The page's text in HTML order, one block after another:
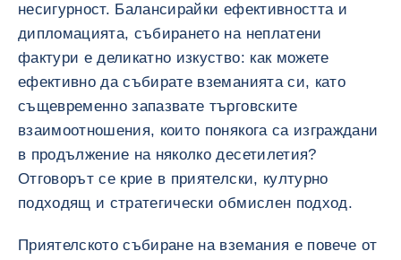
несигурност. Балансирайки ефективността и
дипломацията, събирането на неплатени
фактури е деликатно изкуство: как можете
ефективно да събирате вземанията си, като
същевременно запазвате търговските
взаимоотношения, които понякога са изграждани
в продължение на няколко десетилетия?
Отговорът се крие в приятелски, културно
подходящ и стратегически обмислен подход.
Приятелското събиране на вземания е повече от